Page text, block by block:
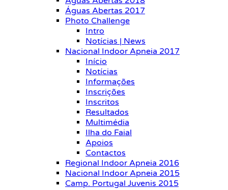
Águas Abertas 2017
Photo Challenge
Intro
Notícias | News
Nacional Indoor Apneia 2017
Início
Notícias
Informações
Inscrições
Inscritos
Resultados
Multimédia
Ilha do Faial
Apoios
Contactos
Regional Indoor Apneia 2016
Nacional Indoor Apneia 2015
Camp. Portugal Juvenis 2015